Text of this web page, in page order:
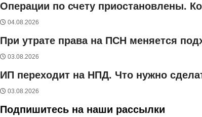
Операции по счету приостановлены.
04.08.2026
При утрате права на ПСН меняется
03.08.2026
ИП переходит на НПД. Что нужно
03.08.2026
Подпишитесь на наши рассылки